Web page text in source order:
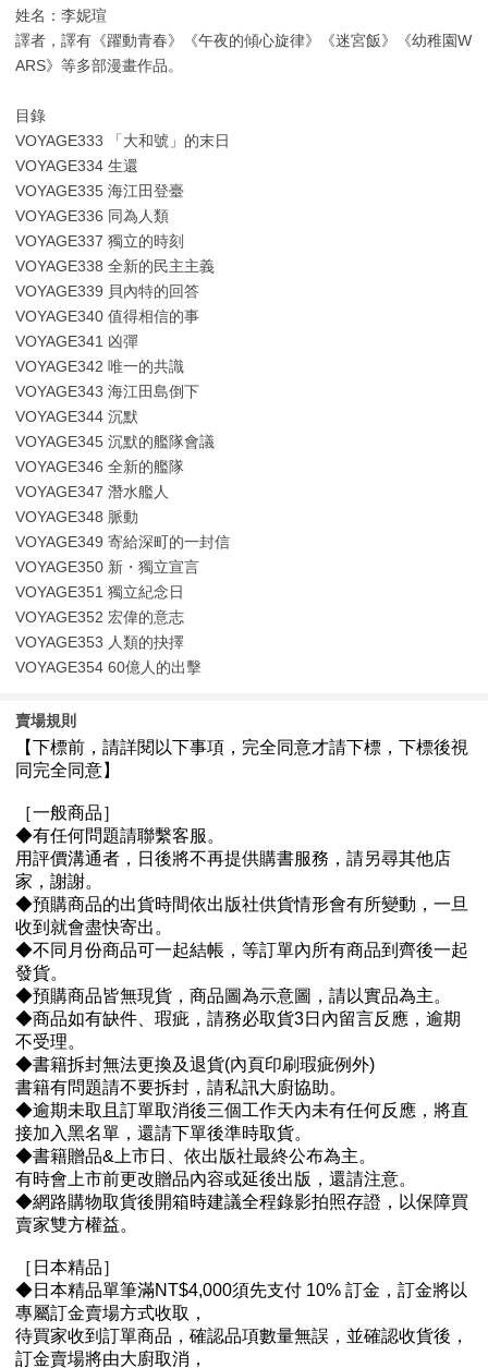
姓名：李妮瑄
譯者，譯有《躍動青春》《午夜的傾心旋律》《迷宮飯》《幼稚園W
ARS》等多部漫畫作品。
目錄
VOYAGE333 「大和號」的末日
VOYAGE334 生還
VOYAGE335 海江田登臺
VOYAGE336 同為人類
VOYAGE337 獨立的時刻
VOYAGE338 全新的民主主義
VOYAGE339 貝內特的回答
VOYAGE340 值得相信的事
VOYAGE341 凶彈
VOYAGE342 唯一的共識
VOYAGE343 海江田島倒下
VOYAGE344 沉默
VOYAGE345 沉默的艦隊會議
VOYAGE346 全新的艦隊
VOYAGE347 潛水艦人
VOYAGE348 脈動
VOYAGE349 寄給深町的一封信
VOYAGE350 新・獨立宣言
VOYAGE351 獨立紀念日
VOYAGE352 宏偉的意志
VOYAGE353 人類的抉擇
VOYAGE354 60億人的出擊
賣場規則